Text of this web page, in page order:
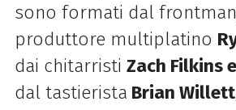
sono formati dal
produttore multiplatino
dai chitarristi Zach Filkins
dal tastierista Brian Willett